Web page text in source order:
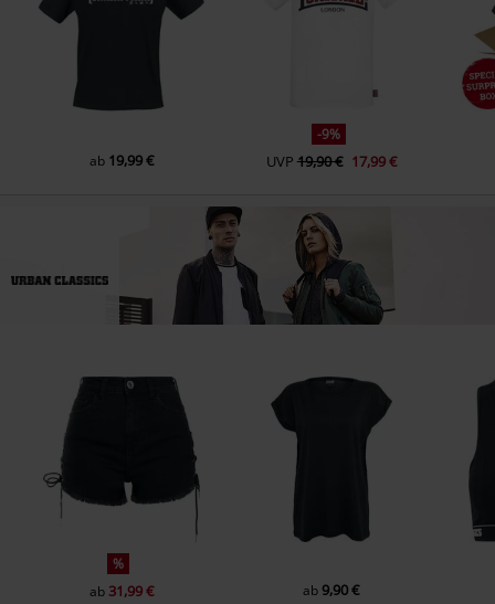
ab 19,99 €
-9%
UVP 19,90 € 17,99 €
%
ab31,99 € ab 9,90 €